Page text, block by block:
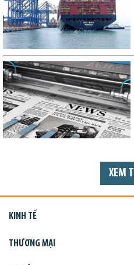
XEM
KINH TẾ
THƯƠNG MẠI